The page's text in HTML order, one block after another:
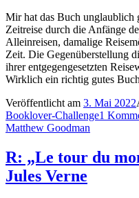
Mir hat das Buch unglaublich
Zeitreise durch die Anfänge
Alleinreisen, damalige
Zeit. Die Gegenüberstellung
ihrer entgegengesetzten
Wirklich ein richtig gutes
Veröffentlicht am 3. Mai 2022
Booklover-Challenge1
Matthew Goodman
R: „Le tour du
Jules Verne